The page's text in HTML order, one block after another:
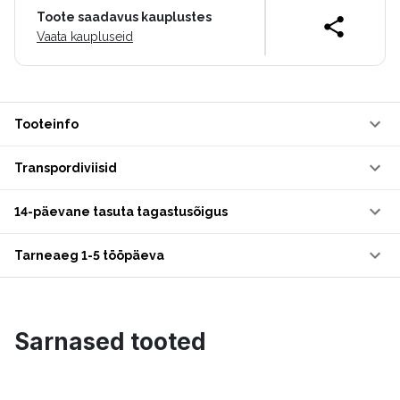
Toote saadavus kauplustes
Vaata kaupluseid
Tooteinfo
Transpordiviisid
14-päevane tasuta tagastusõigus
Tarneaeg 1-5 tööpäeva
Sarnased tooted